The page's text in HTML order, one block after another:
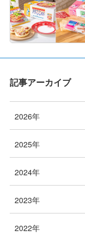
記事アーカイブ
2026年
2025年
2024年
2023年
2022年